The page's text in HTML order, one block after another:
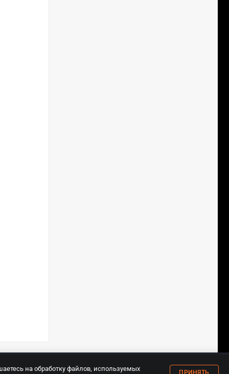
18+
на обработку файлов, используемых
ПРИНЯТЬ